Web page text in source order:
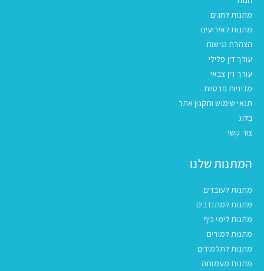
מתנות לחגים
מתנות לאירועים
הצהרת נגישות
עורך דין פלילי
עורך דין צבאי
מדיניות פרטיות
תנאי שימוש ותקנון אתר
בלוג
צור קשר
המתנות שלנו
מתנות לעובדים
מתנות למתנדבים
מתנות לימי כיף
מתנות למורים
מתנות לתלמידים
מתנות מעמותה